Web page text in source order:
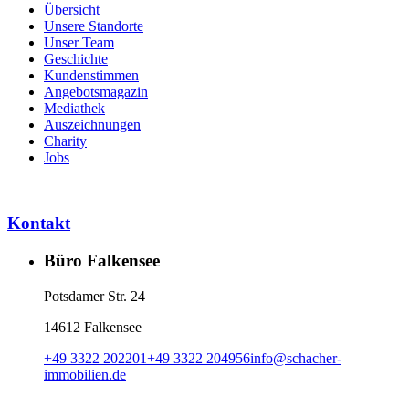
Übersicht
Unsere Standorte
Unser Team
Geschichte
Kundenstimmen
Angebotsmagazin
Mediathek
Auszeichnungen
Charity
Jobs
Kontakt
Büro Falkensee
Potsdamer Str. 24
14612 Falkensee
+49 3322 202201+49 3322 204956info@schacher-
immobilien.de